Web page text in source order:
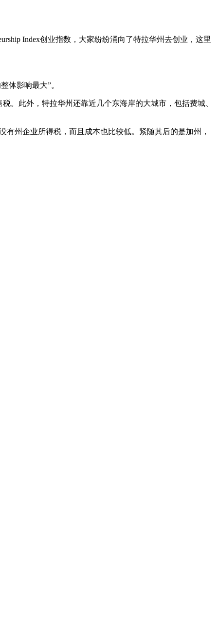
Index创业指数，大家纷纷涌向了特拉华州去创业，这里
体影响最大”。
。此外，特拉华州还靠近几个东海岸的大城市，包括费城、
州企业所得税，而且成本也比较低。紧随其后的是加州，